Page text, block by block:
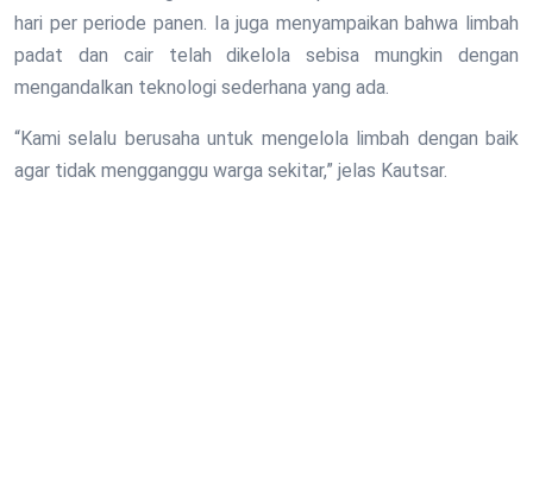
hari per periode panen. Ia juga menyampaikan bahwa limbah
padat dan cair telah dikelola sebisa mungkin dengan
mengandalkan teknologi sederhana yang ada.
“Kami selalu berusaha untuk mengelola limbah dengan baik
agar tidak mengganggu warga sekitar,” jelas Kautsar.